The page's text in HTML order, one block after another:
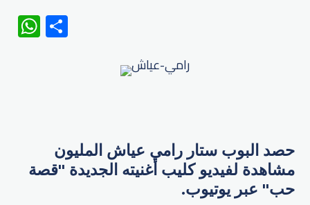
WhatsApp
حصد البوب ستار رامي عياش المليون
مشاهدة لفيديو كليب أغنيته الجديدة "قصة
حب" عبر يوتيوب.